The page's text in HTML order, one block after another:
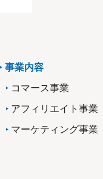
事業内容
コマース事業
アフィリエイト事業
マーケティング事業